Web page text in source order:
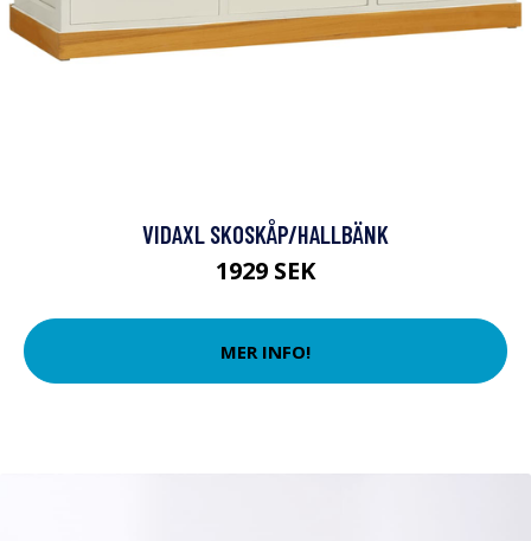
VIDAXL SKOSKÅP/HALLBÄNK
1929 SEK
MER INFO!